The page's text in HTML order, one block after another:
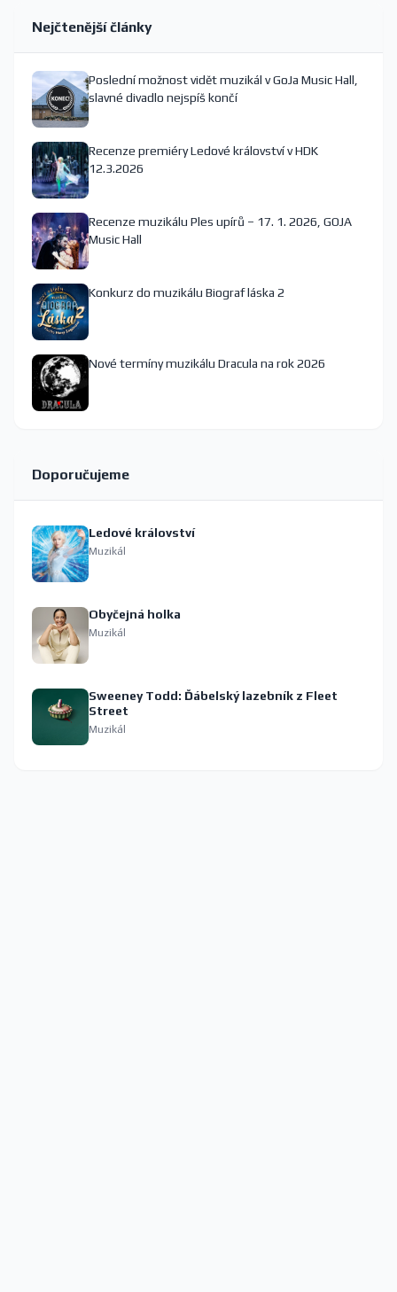
Nejčtenější články
Poslední možnost vidět muzikál v GoJa Music Hall,
slavné divadlo nejspíš končí
Recenze premiéry Ledové království v HDK
12.3.2026
Recenze muzikálu Ples upírů – 17. 1. 2026, GOJA
Music Hall
Konkurz do muzikálu Biograf láska 2
Nové termíny muzikálu Dracula na rok 2026
Doporučujeme
Ledové království
Muzikál
Obyčejná holka
Muzikál
Sweeney Todd: Ďábelský lazebník z Fleet
Street
Muzikál